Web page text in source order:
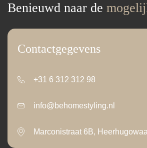
Benieuwd naar de
Contactgegevens
+31 6 312 312 98
info@behomestyling.nl
Marconistraat 6B,